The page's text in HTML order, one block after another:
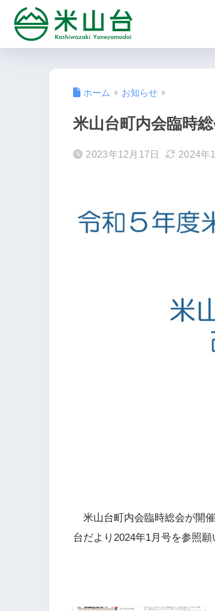
ホーム お知らせ
米山台町内会臨時
2023年12月17日 2024年
米山台町内会臨時総会が開
台だより2024年1月号を参照願